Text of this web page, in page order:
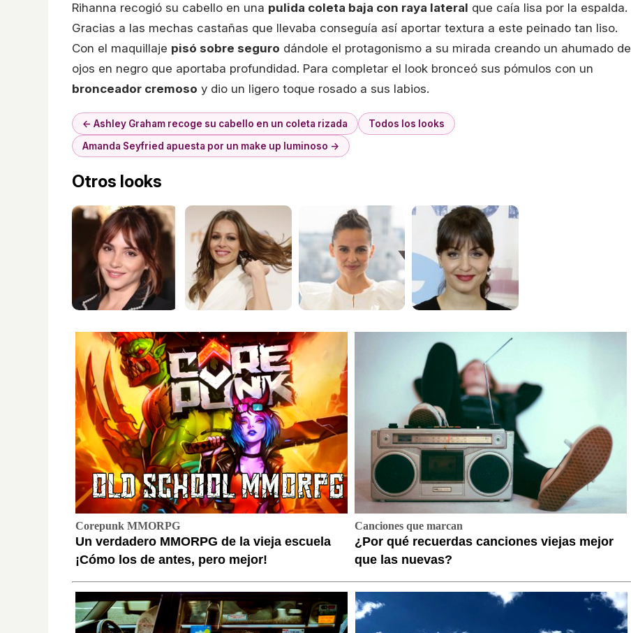
Rihanna recogió su cabello en una pulida coleta baja con raya lateral que caía lisa por la espalda.
Gracias a las mechas castañas que llevaba conseguía así aportar textura a este peinado tan liso.
Con el maquillaje pisó sobre seguro dándole el protagonismo a su mirada creando un ahumado de
ojos en negro que aportaba profundidad. Para completar el look bronceó sus pómulos con un
bronceador cremoso y dio un ligero toque rosado a sus labios.
← Ashley Graham recoge su cabello en un coleta rizada
Todos los looks
Amanda Seyfried apuesta por un make up luminoso →
Otros looks
Corepunk MMORPG
Un verdadero MMORPG de la vieja escuela
¡Cómo los de antes, pero mejor!
Canciones que marcan
¿Por qué recuerdas canciones viejas mejor
que las nuevas?